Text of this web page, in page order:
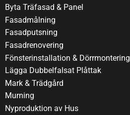
Byta Träfasad & Panel
Fasadmålning
Fasadputsning
Fasadrenovering
Fönsterinstallation & Dörrmontering
Lägga Dubbelfalsat Plåttak
Mark & Trädgård
Murning
Nyproduktion av Hus